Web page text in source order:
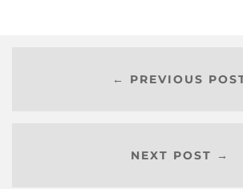
← PREVIOUS
NEXT POST →